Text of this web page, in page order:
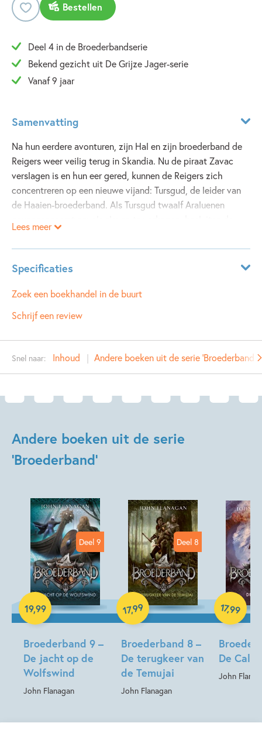
Bestellen
Deel 4 in de Broederbandserie
Bekend gezicht uit De Grijze Jager-serie
Vanaf 9 jaar
Samenvatting
Na hun eerdere avonturen, zijn Hal en zijn broederband de
Reigers weer veilig terug in Skandia. Nu de piraat Zavac
verslagen is en hun eer gered, kunnen de Reigers zich
concentreren op een nieuwe vijand: Tursgud, de leider van
de Haaien-broederband. Als Tursgud twaalf Araluenen
Reigers om in actie te komen. Daarbij krijgen ze hulp van
Gilan, een oude bekende uit het Grijze Jager-korps.
Lees meer
Specificaties
Leeftijdsindicatie: 10 - 12 jaar
ISBN:
9789025758141
Auteur(s):
John Flanagan
Prijs:
99
Uitgever:
Gottmer
12+ jaar 9 – 12 jaar
Actie & avontuur
Fantasie
Fantasie & magie John Flanagan
Zoek een boekhandel in de buurt
Schrijf een review
Snel naar: Inhoud Andere boeken uit de serie 'Broederband'
Andere boeken uit de serie
'Broederband'
Deel 9
Broederband 9 –
De jacht op de
Wolfswind
John Flanagan
19,99
Hardcover
Deel 8
Broederband 8 –
De terugkeer van
de Temujai
John Flanagan
17,99
Paperback
De
John
17,99
Paperback